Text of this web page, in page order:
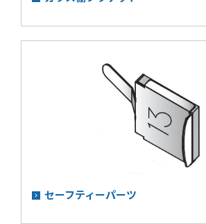
セーフティーパーツ